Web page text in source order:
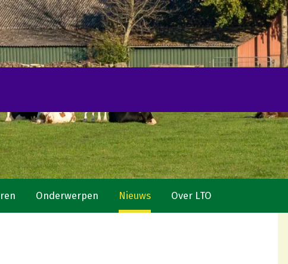
Onderwerpen Nieuws Over LTO